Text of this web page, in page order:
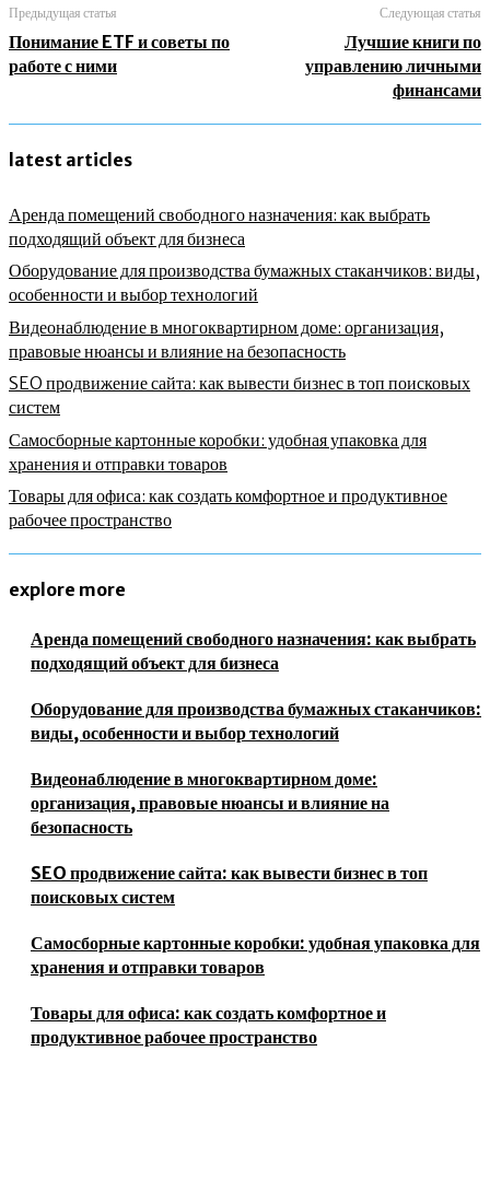
Предыдущая статья
Понимание ETF и советы по
работе с ними
Следующая статья
Лучшие книги по
управлению личными
финансами
latest articles
Аренда помещений свободного назначения: как выбрать
подходящий объект для бизнеса
Оборудование для производства бумажных стаканчиков: виды,
особенности и выбор технологий
Видеонаблюдение в многоквартирном доме: организация,
правовые нюансы и влияние на безопасность
SEO продвижение сайта: как вывести бизнес в топ поисковых
систем
Самосборные картонные коробки: удобная упаковка для
хранения и отправки товаров
Товары для офиса: как создать комфортное и продуктивное
рабочее пространство
explore more
Аренда помещений свободного назначения: как выбрать
подходящий объект для бизнеса
Оборудование для производства бумажных стаканчиков:
виды, особенности и выбор технологий
Видеонаблюдение в многоквартирном доме:
организация, правовые нюансы и влияние на
безопасность
SEO продвижение сайта: как вывести бизнес в топ
поисковых систем
Самосборные картонные коробки: удобная упаковка для
хранения и отправки товаров
Товары для офиса: как создать комфортное и
продуктивное рабочее пространство